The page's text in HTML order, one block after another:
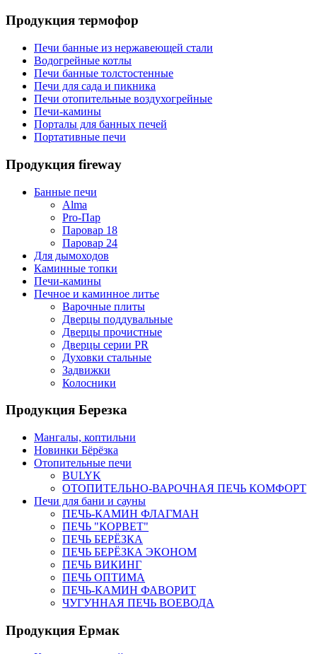
Продукция термофор
Печи банные из нержавеющей стали
Водогрейные котлы
Печи банные толстостенные
Печи для сада и пикника
Печи отопительные воздухогрейные
Печи-камины
Порталы для банных печей
Портативные печи
Продукция fireway
Банные печи
Alma
Pro-Пар
Паровар 18
Паровар 24
Для дымоходов
Каминные топки
Печи-камины
Печное и каминное литье
Варочные плиты
Дверцы поддувальные
Дверцы прочистные
Дверцы серии PR
Духовки стальные
Задвижки
Колосники
Продукция Березка
Мангалы, коптильни
Новинки Бёрёзка
Отопительные печи
BULYK
ОТОПИТЕЛЬНО-ВАРОЧНАЯ ПЕЧЬ КОМФОРТ
Печи для бани и сауны
ПЕЧЬ-КАМИН ФЛАГМАН
ПЕЧЬ "КОРВЕТ"
ПЕЧЬ БЕРЁЗКА
ПЕЧЬ БЕРЁЗКА ЭКОНОМ
ПЕЧЬ ВИКИНГ
ПЕЧЬ ОПТИМА
ПЕЧЬ-КАМИН ФАВОРИТ
ЧУГУННАЯ ПЕЧЬ ВОЕВОДА
Продукция Ермак